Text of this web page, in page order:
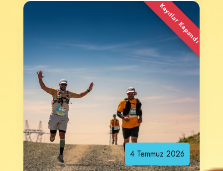
Kayıtlar Kapandı
4 Temmuz 2026